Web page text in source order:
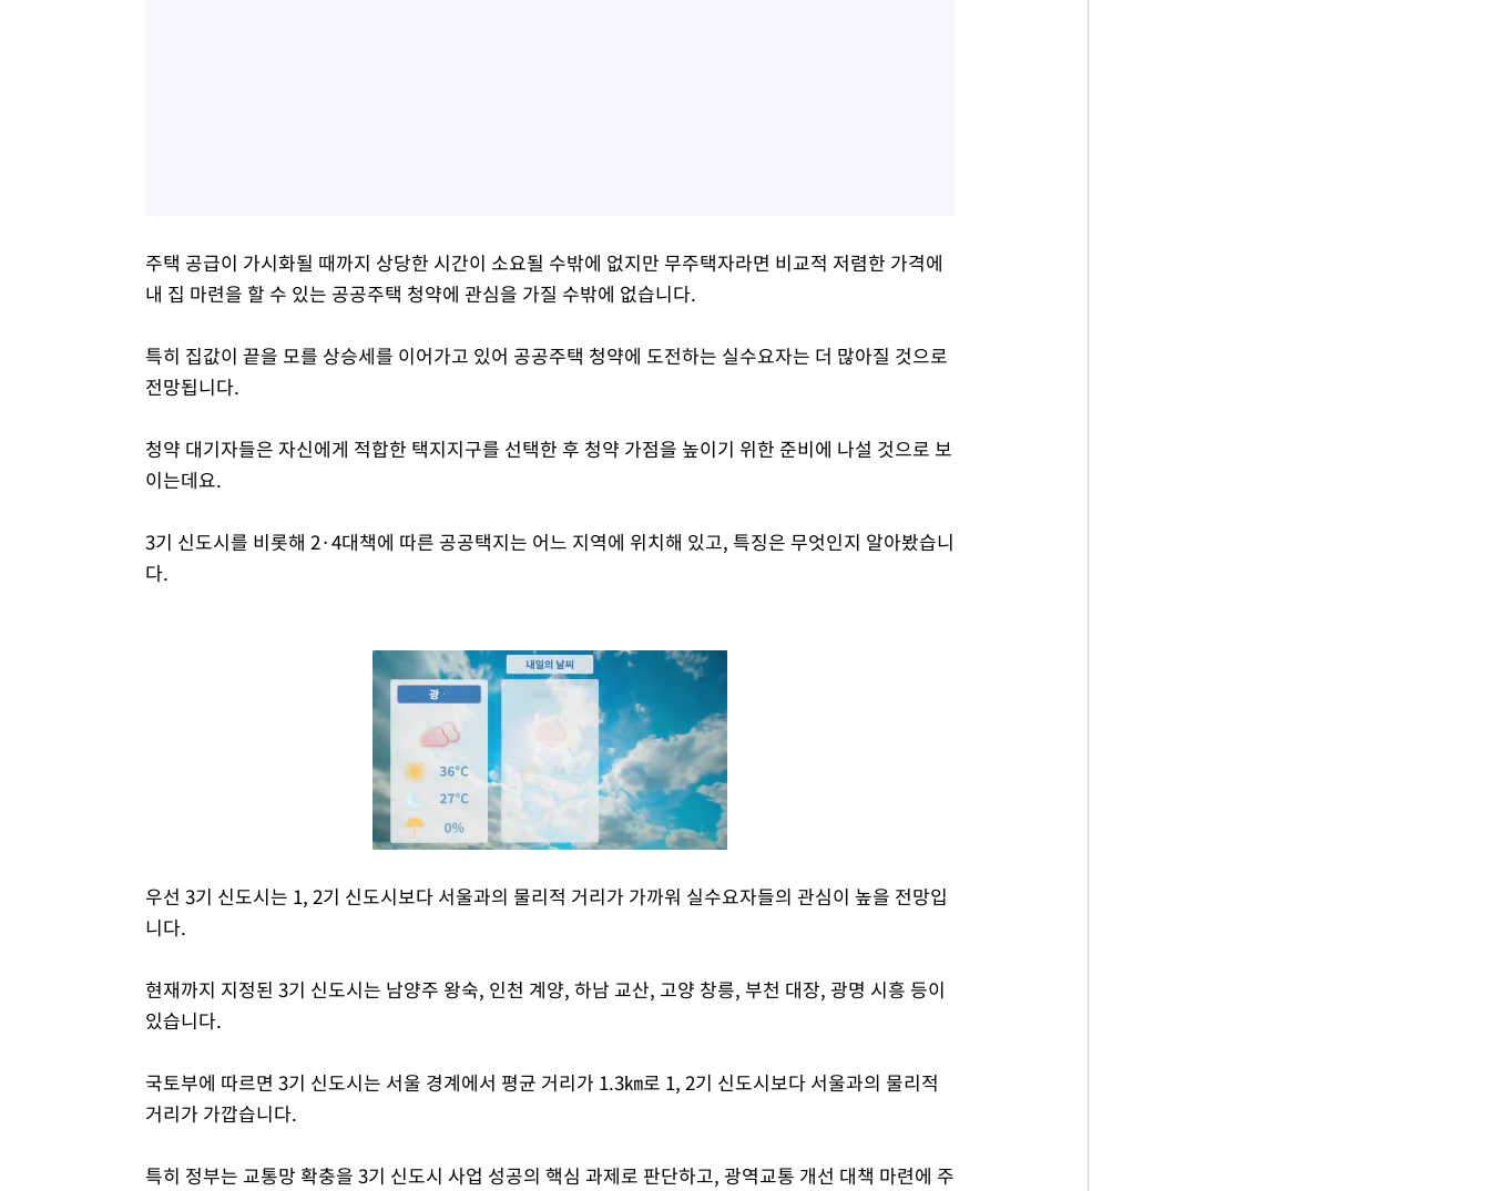
주택 공급이 가시화될 때까지 상당한 시간이 소요될 수밖에 없지만 무주택자라면 비교적 저렴한 가격에
내 집 마련을 할 수 있는 공공주택 청약에 관심을 가질 수밖에 없습니다.
특히 집값이 끝을 모를 상승세를 이어가고 있어 공공주택 청약에 도전하는 실수요자는 더 많아질 것으로
전망됩니다.
청약 대기자들은 자신에게 적합한 택지지구를 선택한 후 청약 가점을 높이기 위한 준비에 나설 것으로 보
이는데요.
3기 신도시를 비롯해 2·4대책에 따른 공공택지는 어느 지역에 위치해 있고, 특징은 무엇인지 알아봤습니
다.
우선 3기 신도시는 1, 2기 신도시보다 서울과의 물리적 거리가 가까워 실수요자들의 관심이 높을 전망입
니다.
현재까지 지정된 3기 신도시는 남양주 왕숙, 인천 계양, 하남 교산, 고양 창릉, 부천 대장, 광명 시흥 등이
있습니다.
국토부에 따르면 3기 신도시는 서울 경계에서 평균 거리가 1.3㎞로 1, 2기 신도시보다 서울과의 물리적
거리가 가깝습니다.
특히 정부는 교통망 확충을 3기 신도시 사업 성공의 핵심 과제로 판단하고, 광역교통 개선 대책 마련에 주